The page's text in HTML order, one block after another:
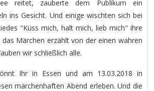
reitet, zauberte dem Publikum ein
ins Gesicht. Und einige wischten sich bei
"Küss mich, halt mich, lieb mich" ihre
Märchen erzählt von der einen wahren
wir schließlich alle.
Ihr in Essen und am 13.03.2018 in
märchenhaften Abend erleben. Und die